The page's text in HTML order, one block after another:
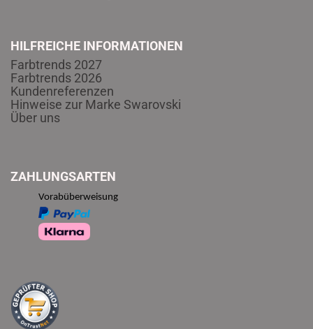
HILFREICHE INFORMATIONEN
Farbtrends 2027
Farbtrends 2026
Kundenreferenzen
Hinweise zur Marke Swarovski
Über uns
ZAHLUNGSARTEN
Vorabüberweisung